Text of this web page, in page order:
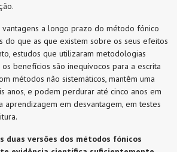
vantagens a longo prazo do método fónico
do que as que existem sobre os seus efeitos
estudos que utilizaram metodologias
benefícios são inequívocos para a escrita
métodos não sistemáticos, mantêm uma
anos, e podem perdurar até cinco anos em
aprendizagem em desvantagem, em testes
duas versões dos métodos fónicos